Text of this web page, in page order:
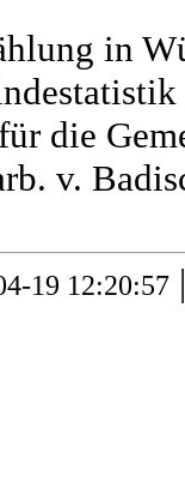
in
die
v.
19 12:20:57